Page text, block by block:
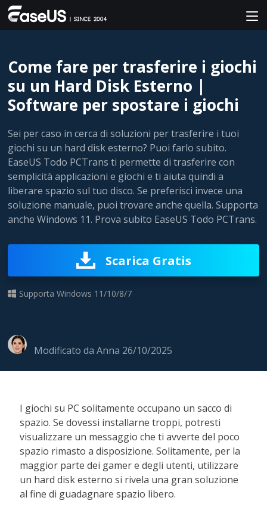
Come fare per trasferire i giochi
su un Hard Disk Esterno |
Software per spostare i giochi
Sei per caso in cerca di soluzioni per trasferire i tuoi
giochi su un hard disk esterno? Puoi farlo subito.
EaseUS Todo PCTrans ti permette di trasferire con
semplicità applicazioni e giochi e ti aiuta quindi a
liberare spazio sul tuo disco. Se preferisci invece una
soluzione manuale, puoi trovare anche quella. Supporta
anche Windows 11. Prova subito EaseUS Todo PCTrans.
Scarica Gratis
Supporta Windows 11/10/8/7
Modificato daAnna 26/10/2025
I giochi su PC solitamente occupano un sacco di
spazio. Se dovessi installarne troppi, potresti
visualizzare un messaggio che ti avverte del poco
spazio rimasto a disposizione. Solitamente, per la
maggior parte dei gamer e degli utenti, utilizzare
un hard disk esterno si rivela una gran soluzione
al fine di guadagnare spazio libero.